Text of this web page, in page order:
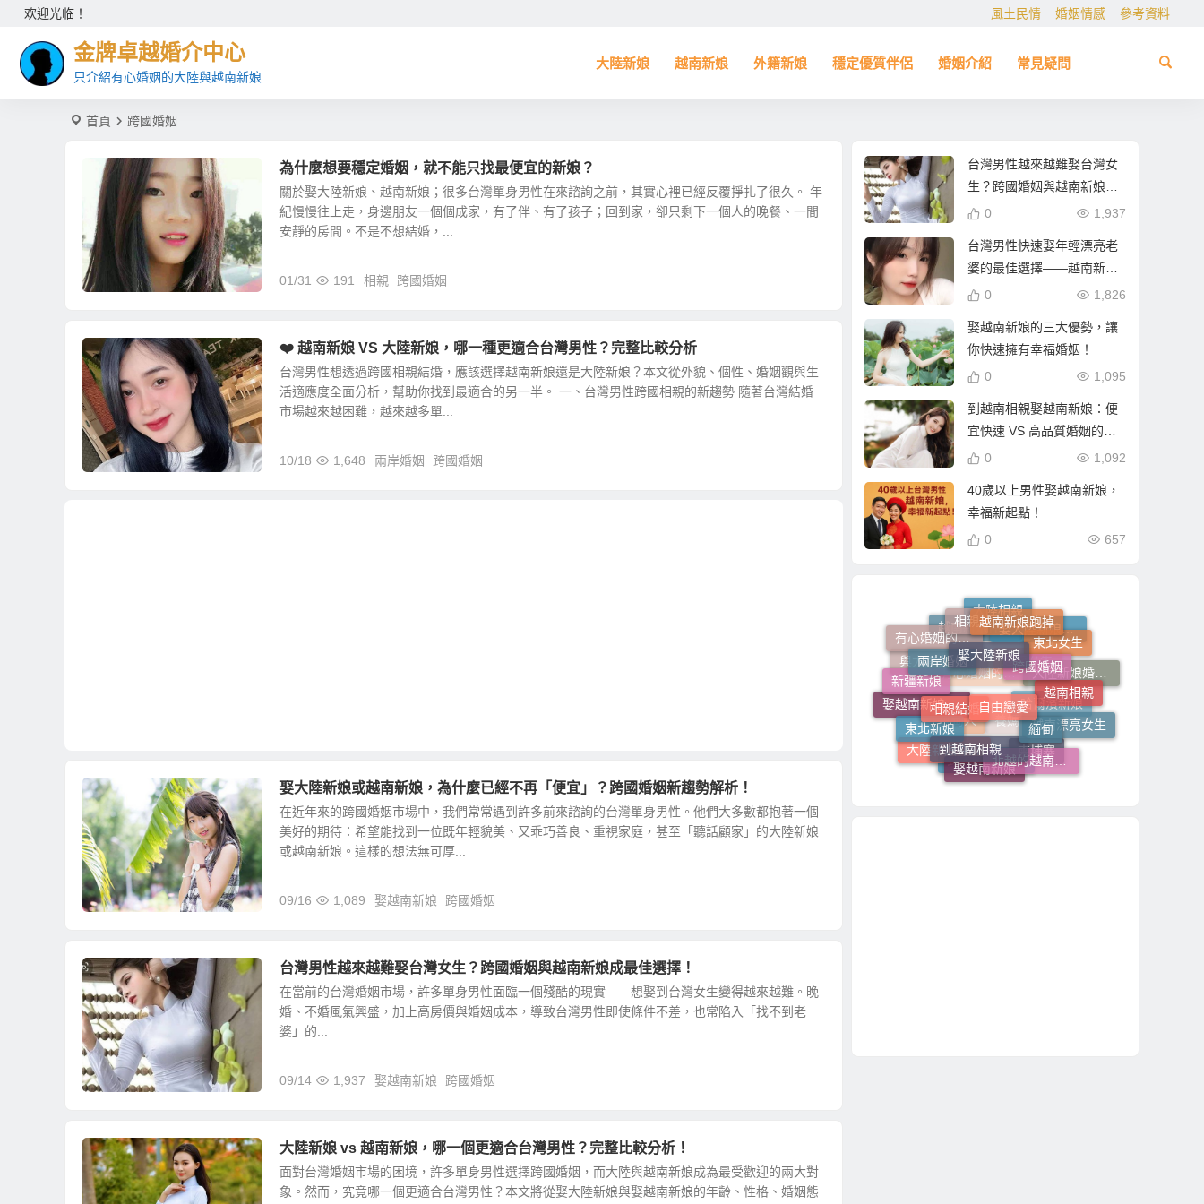
欢迎光临！ 風土民情 婚姻情感 參考資料
金牌卓越婚介中心
只介紹有心婚姻的大陸與越南新娘
大陸新娘 越南新娘 外籍新娘 穩定優質伴侶 婚姻介紹 常見疑問
首頁 跨國婚姻
為什麼想要穩定婚姻，就不能只找最便宜的新娘？
關於娶大陸新娘、越南新娘；很多台灣單身男性在來諮詢之前，其實心裡已經反覆掙扎了很久。 年
紀慢慢往上走，身邊朋友一個個成家，有了伴、有了孩子；回到家，卻只剩下一個人的晚餐、一間
安靜的房間。不是不想結婚，...
01/31 191 相親 跨國婚姻
❤️ 越南新娘 VS 大陸新娘，哪一種更適合台灣男性？完整比較分析
台灣男性想透過跨國相親結婚，應該選擇越南新娘還是大陸新娘？本文從外貌、個性、婚姻觀與生
活適應度全面分析，幫助你找到最適合的另一半。 一、台灣男性跨國相親的新趨勢 隨著台灣結婚
市場越來越困難，越來越多單...
10/18 1,648 兩岸婚姻 跨國婚姻
娶大陸新娘或越南新娘，為什麼已經不再「便宜」？跨國婚姻新趨勢解析！
在近年來的跨國婚姻市場中，我們常常遇到許多前來諮詢的台灣單身男性。他們大多數都抱著一個
美好的期待：希望能找到一位既年輕貌美、又乖巧善良、重視家庭，甚至「聽話顧家」的大陸新娘
或越南新娘。這樣的想法無可厚...
09/16 1,089 娶越南新娘 跨國婚姻
台灣男性越來越難娶台灣女生？跨國婚姻與越南新娘成最佳選擇！
在當前的台灣婚姻市場，許多單身男性面臨一個殘酷的現實——想娶到台灣女生變得越來越難。晚
婚、不婚風氣興盛，加上高房價與婚姻成本，導致台灣男性即使條件不差，也常陷入「找不到老
婆」的...
09/14 1,937 娶越南新娘 跨國婚姻
大陸新娘 vs 越南新娘，哪一個更適合台灣男性？完整比較分析！
面對台灣婚姻市場的困境，許多單身男性選擇跨國婚姻，而大陸與越南新娘成為最受歡迎的兩大對
象。然而，究竟哪一個更適合台灣男性？本文將從娶大陸新娘與娶越南新娘的年齡、性格、婚姻態
台灣男性越來越難娶台灣女
生？跨國婚姻與越南新娘成
最佳選擇！
1,937
0
台灣男性快速娶年輕漂亮老
婆的最佳選擇——越南新娘
相親攻略
1,826
0
娶越南新娘的三大優勢，讓
你快速擁有幸福婚姻！
1,095
0
到越南相親娶越南新娘：便
宜快速 VS 高品質婚姻的真
相！
1,092
0
40歲以上男性娶越南新娘，
幸福新起點！
657
0
越南新娘仲介
大陸相親
娶大陸新娘全部花費
越南女生
有心婚姻的越南新娘
與大陸女生相親
有心婚姻的大陸新娘
相親 越南新娘跑掉
東北女生
大陸新娘婚姻介紹
哈爾濱新娘
養媽
緬甸人
娶越南新娘全部花費
新疆新娘
兩岸婚姻
娶大陸新娘
跨國婚姻
越南相親
越南漂亮女生
柬埔寨
到大陸相親娶大陸新娘
大陸新娘仲介
東北新娘
相親結婚自由戀愛
緬甸
娶越南新娘
到越南相親娶越南新娘